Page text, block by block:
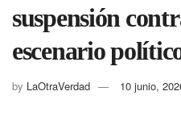
suspensión
escenario
by LaOtraVerdad 10 junio,